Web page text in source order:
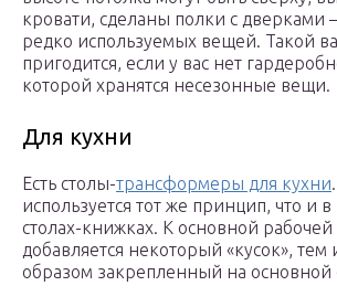
кровати, сделаны полки с дверками
редко используемых вещей. Такой
пригодится, если у вас нет
которой хранятся несезонные вещи.
Для кухни
Есть столы-трансформеры для кухни
используется тот же принцип, что и
столах-книжках. К основной рабочей
добавляется некоторый «кусок»,
образом закрепленный на основной